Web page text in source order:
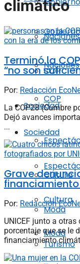
COP
Sociedad
Cultura
Moda
Turismo
COP
Sociedad
Cultura
Moda
climático
Terminó la
“no son
Por: Redacción
La COP28 (Cumbre
Dejó avances
...
Grave
Por: Redacción
UNICEF junto a
porcentaje que se le
financiamiento